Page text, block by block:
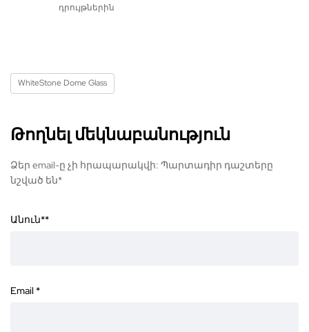
դրույթներին
WhiteStone Dome Glass
Թողնել մեկնաբանություն
Ձեր email-ը չի հրապարակվի: Պարտադիր դաշտերը
նշված են*
Անուն**
Email *